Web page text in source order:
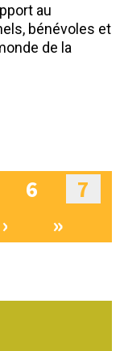
au
bénévoles et
de la
6
7
› »